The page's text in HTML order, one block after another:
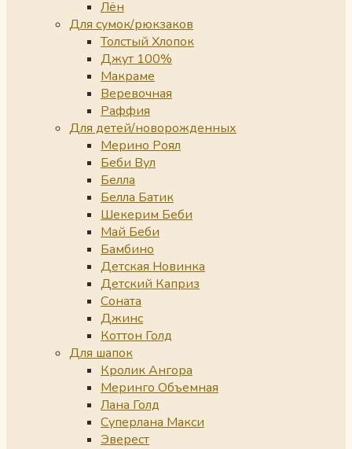
Лён
Для сумок/рюкзаков
Толстый Хлопок
Джут 100%
Макраме
Веревочная
Раффия
Для детей/новорожденных
Мерино Роял
Беби Вул
Белла
Белла Батик
Шекерим Беби
Май Беби
Бамбино
Детская Новинка
Детский Каприз
Соната
Джинс
Коттон Голд
Для шапок
Кролик Ангора
Меринго Объемная
Лана Голд
Суперлана Макси
Эверест